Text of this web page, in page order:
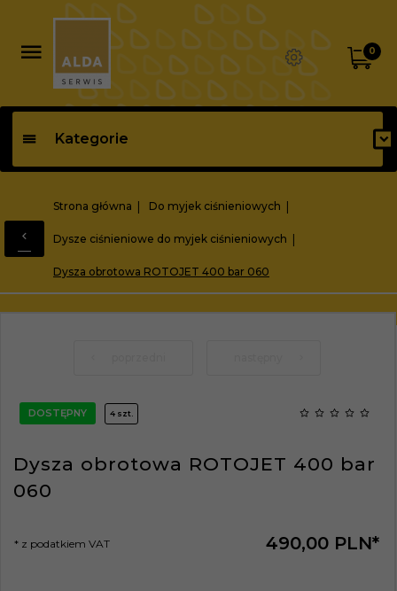
0
Kategorie
Strona główna Do myjek ciśnieniowych
Dysze ciśnieniowe do myjek ciśnieniowych
Dysza obrotowa ROTOJET 400 bar 060
DOSTĘPNY 4 szt.
Dysza obrotowa ROTOJET 400 bar
060
490,00 PLN*
* z podatkiem VAT